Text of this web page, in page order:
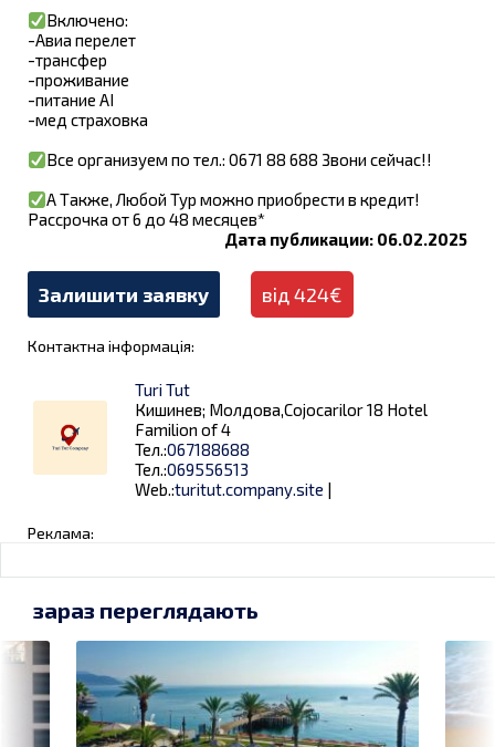
Включено:
-Авиа перелет
-трансфер
-проживание
-питание AI
-мед страховка
Все организуем по тел.: 0671 88 688 Звони сейчас!!
А Также, Любой Тур можно приобрести в кредит!
Рассрочка от 6 до 48 месяцев*
Дата публикации: 06.02.2025
Залишити заявку від 424€
Контактна інформація:
Turi Tut
Кишинев; Молдова,Cojocarilor 18 Hotel
Familion of 4
Тел.:067188688
Тел.:069556513
Web.:turitut.company.site |
Реклама:
зараз переглядають